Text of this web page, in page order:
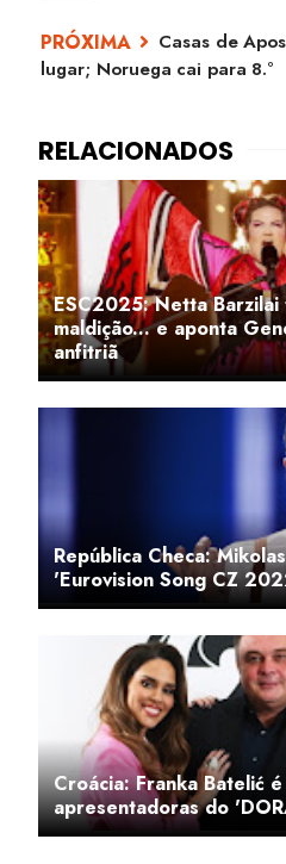
Casas de
lugar; Noruega cai para 8.º
ESC2025: Netta
maldição... e aponta
anfitriã
República Checa:
'Eurovision Song CZ
Croácia: Franka Batelić é
apresentadoras do